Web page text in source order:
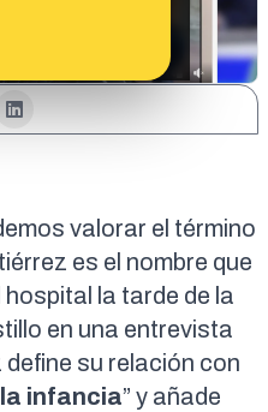
valorar el término
es el nombre que
la tarde de la
en una entrevista
define su relación con
infancia” y añade